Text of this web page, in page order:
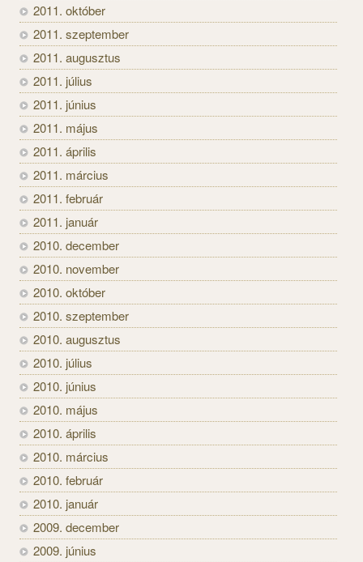
2011. október
2011. szeptember
2011. augusztus
2011. július
2011. június
2011. május
2011. április
2011. március
2011. február
2011. január
2010. december
2010. november
2010. október
2010. szeptember
2010. augusztus
2010. július
2010. június
2010. május
2010. április
2010. március
2010. február
2010. január
2009. december
2009. június